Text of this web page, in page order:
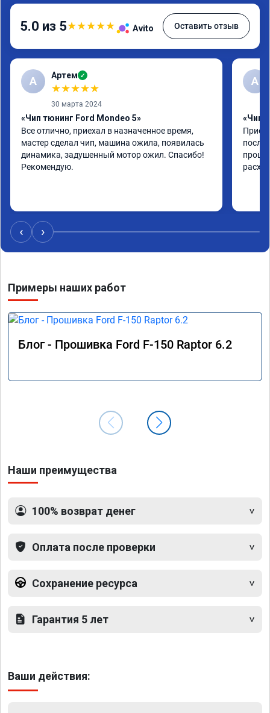
5.0 из 5★★★★★ Avito Оставить отзыв
А Артем ✓
★★★★★
30 марта 2024
«Чип тюнинг Ford Mondeo 5»
Все отлично, приехал в назначенное время,
мастер сделал чип, машина ожила, появилась
динамика, задушенный мотор ожил. Спасибо!
Рекомендую.
А
«Чип
после
‹ ›
Примеры наших работ
Блог - Прошивка Ford F-150 Raptor 6.2
Наши преимущества
100% возврат денег
Оплата после проверки
Сохранение ресурса
Гарантия 5 лет
Ваши действия: